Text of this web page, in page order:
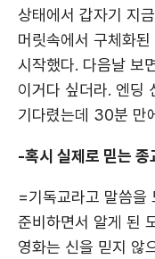
상태에서 갑자기 지
머릿속에서 구체화
시작했다. 다음날 보
이거다 싶더라. 엔딩
기다렸는데 30분 만
-혹시 실제로 믿는 종
=기독교라고 말씀을
준비하면서 알게 된
영화는 신을 믿지 않